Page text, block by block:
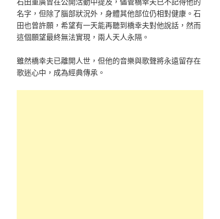
名字，但除了腦部狀況外，身體其他部位仍相對健康。石
田也曾許願，希望有一天能再聽到橋幸夫對他說話，然而
這個願望最終無法實現，兩人天人永隔。
雖然橋幸夫已離開人世，但他的音樂與歌聲將永遠留存在
歌迷心中，成為經典傳承。